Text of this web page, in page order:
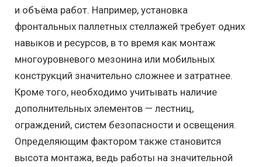
и объёма работ. Например, установка
фронтальных паллетных стеллажей требует одних
навыков и ресурсов, в то время как монтаж
многоуровневого мезонина или мобильных
конструкций значительно сложнее и затратнее.
Кроме того, необходимо учитывать наличие
дополнительных элементов — лестниц,
ограждений, систем безопасности и освещения.
Определяющим фактором также становится
высота монтажа, ведь работы на значительной